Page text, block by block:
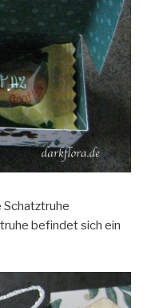
Schatztruhe
befindet sich ein